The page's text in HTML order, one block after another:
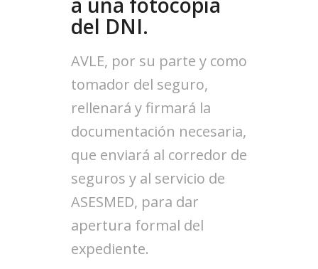
del DNI.
AVLE, por su parte y como
tomador del seguro,
rellenará y firmará la
documentación necesaria,
que enviará al corredor de
seguros y al servicio de
ASESMED, para dar
apertura formal del
expediente.